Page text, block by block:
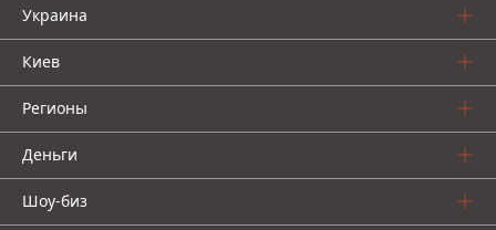
Украина
Киев
Регионы
Деньги
Шоу-биз